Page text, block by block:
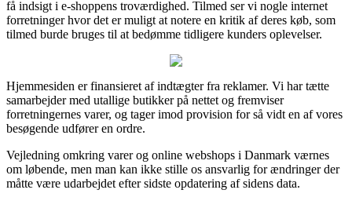
få indsigt i e-shoppens troværdighed. Tilmed ser vi nogle internet
forretninger hvor det er muligt at notere en kritik af deres køb, som
tilmed burde bruges til at bedømme tidligere kunders oplevelser.
Hjemmesiden er finansieret af indtægter fra reklamer. Vi har tætte
samarbejder med utallige butikker på nettet og fremviser
forretningernes varer, og tager imod provision for så vidt en af vores
besøgende udfører en ordre.
Vejledning omkring varer og online webshops i Danmark værnes
om løbende, men man kan ikke stille os ansvarlig for ændringer der
måtte være udarbejdet efter sidste opdatering af sidens data.